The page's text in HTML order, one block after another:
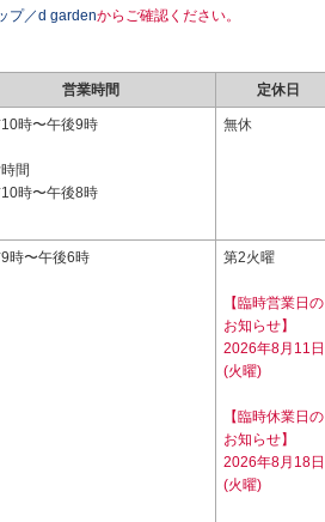
プ／d gardenからご確認ください。
営業時間 定休日
時〜午後9時
間
時〜午後8時
無休
時〜午後6時 第2火曜
【臨時営業日の
お知らせ】
2026年8月11日
(火曜)
【臨時休業日の
お知らせ】
2026年8月18日
(火曜)